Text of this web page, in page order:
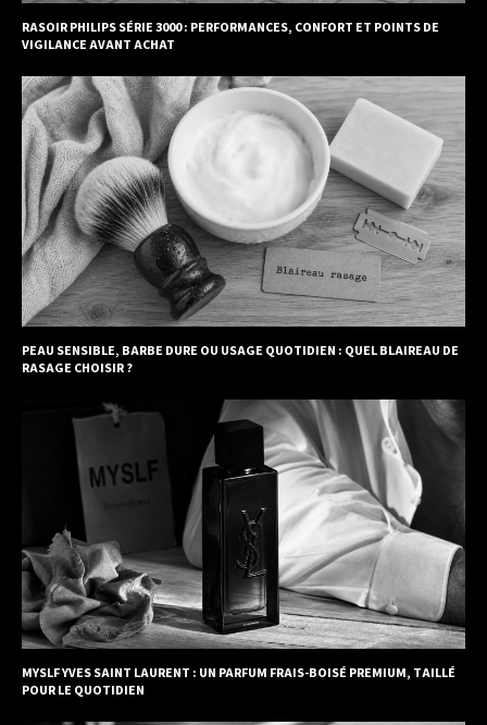
RASOIR PHILIPS SÉRIE 3000 : PERFORMANCES, CONFORT ET POINTS DE
VIGILANCE AVANT ACHAT
PEAU SENSIBLE, BARBE DURE OU USAGE QUOTIDIEN : QUEL BLAIREAU DE
RASAGE CHOISIR ?
MYSLF YVES SAINT LAURENT : UN PARFUM FRAIS-BOISÉ PREMIUM, TAILLÉ
POUR LE QUOTIDIEN